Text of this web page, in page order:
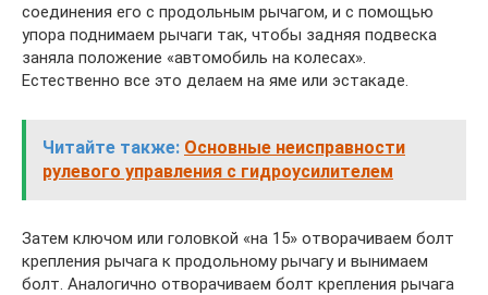
соединения его с продольным рычагом, и с помощью
упора поднимаем рычаги так, чтобы задняя подвеска
заняла положение «автомобиль на колесах».
Естественно все это делаем на яме или эстакаде.
Читайте также: Основные неисправности
рулевого управления с гидроусилителем
Затем ключом или головкой «на 15» отворачиваем болт
крепления рычага к продольному рычагу и вынимаем
болт. Аналогично отворачиваем болт крепления рычага